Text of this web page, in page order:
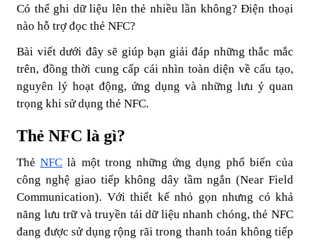
Có thể ghi dữ liệu lên thẻ nhiều lần không? Điện thoại
nào hỗ trợ đọc thẻ NFC?
Bài viết dưới đây sẽ giúp bạn giải đáp những thắc mắc
trên, đồng thời cung cấp cái nhìn toàn diện về cấu tạo,
nguyên lý hoạt động, ứng dụng và những lưu ý quan
trọng khi sử dụng thẻ NFC.
Thẻ NFC là gì?
ThẻNFC là một trong những ứng dụng phổ biến của
công nghệ giao tiếp không dây tầm ngắn (Near Field
Communication). Với thiết kế nhỏ gọn nhưng có khả
năng lưu trữ và truyền tải dữ liệu nhanh chóng, thẻ NFC
đang được sử dụng rộng rãi trong thanh toán không tiếp